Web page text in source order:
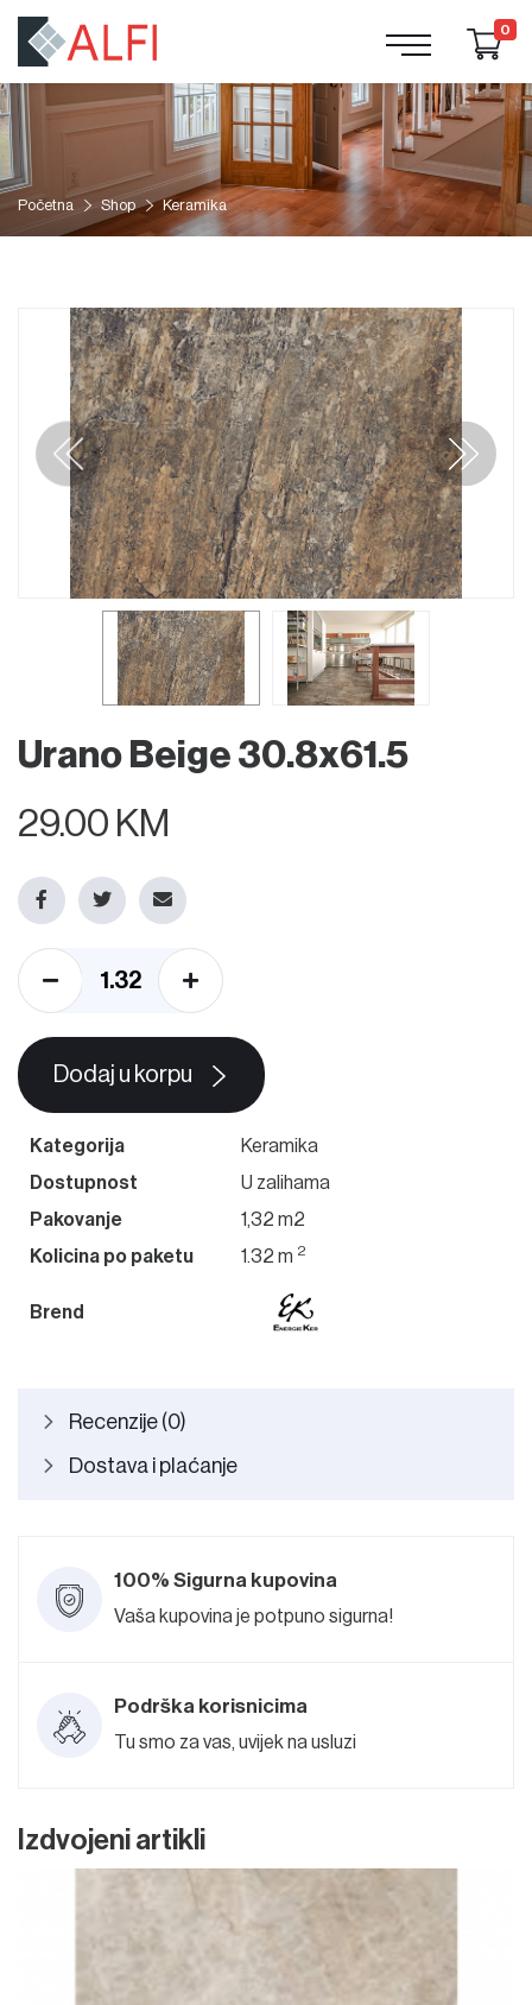
0
Početna Shop Keramika
Urano Beige 30.8x61.5
29.00 KM
Dodaj u korpu
Kategorija
Keramika
Dostupnost
U zalihama
Pakovanje
1,32 m2
Kolicina po paketu
1.32 m 2
Brend
Recenzije (0)
Dostava i plaćanje
100% Sigurna kupovina
Vaša kupovina je potpuno sigurna!
Podrška korisnicima
Tu smo za vas, uvijek na usluzi
Izdvojeni artikli